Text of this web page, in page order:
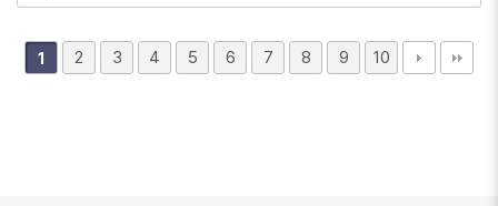
1 2 3 4 5 6 7 8 9 10